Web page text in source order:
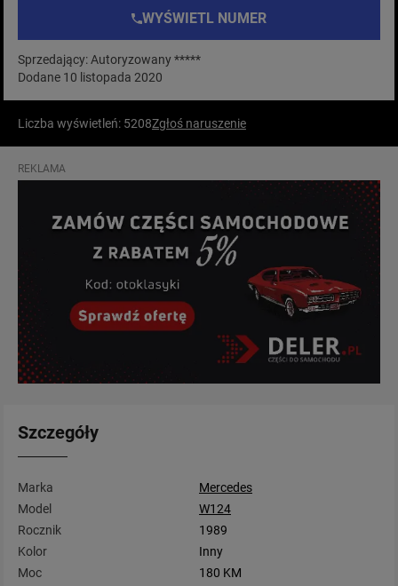
WYŚWIETL NUMER
Sprzedający: Autoryzowany *****
Dodane 10 listopada 2020
Liczba wyświetleń: 5208Zgłoś naruszenie
REKLAMA
Szczegóły
Marka
Mercedes
Model
W124
Rocznik
1989
Kolor
Inny
Moc
180 KM